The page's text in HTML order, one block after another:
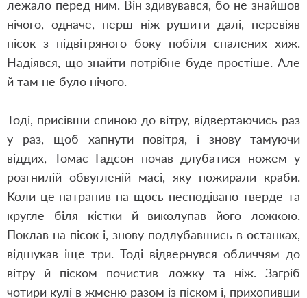
лежало перед ним. Він здивувався, бо не знайшов
нічого, одначе, перш ніж рушити далі, перевіяв
пісок з підвітряного боку побіля спалених хиж.
Надіявся, що знайти потрібне буде простіше. Але
й там не було нічого.
Тоді, присівши спиною до вітру, відвертаючись раз
у раз, щоб хапнути повітря, і знову тамуючи
віддих, Томас Гадсон почав длубатися ножем у
розгнилій обвугленій масі, яку пожирали краби.
Коли це натрапив на щось несподівано тверде та
кругле біля кістки й виколупав його ложкою.
Поклав на пісок і, знову подлубавшись в останках,
відшукав іще три. Тоді відвернувся обличчям до
вітру й піском почистив ложку та ніж. Загріб
чотири кулі в жменю разом із піском і, прихопивши